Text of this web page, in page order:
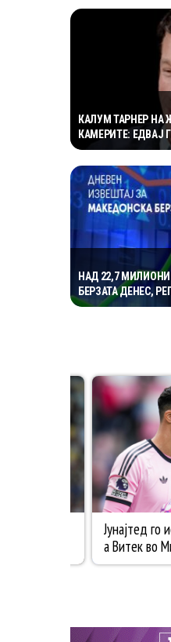
НЕ БИ ГИ
КАЛУМ ТАРНЕР НА
КАМЕРИТЕ: ЕДВАЈ
КРИЛЦА – „УСТАТА
НАД 22,7
БЕРЗАТА ДЕНЕС,
ДОБИТНИК